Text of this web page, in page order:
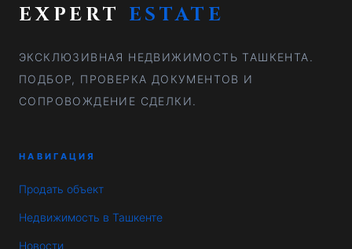
EXPERT ESTATE
ЭКСКЛЮЗИВНАЯ НЕДВИЖИМОСТЬ ТАШКЕНТА.
ПОДБОР, ПРОВЕРКА ДОКУМЕНТОВ И
СОПРОВОЖДЕНИЕ СДЕЛКИ.
НАВИГАЦИЯ
Продать объект
Недвижимость в Ташкенте
Новости